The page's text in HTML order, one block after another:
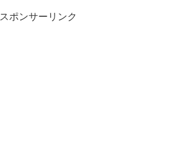
スポンサーリンク